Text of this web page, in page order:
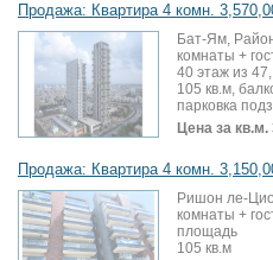
Продажа: Квартира 4 комн.
Бат-Ям,
комнаты +
40 этаж из
105 кв.м,
парковка
Цена за кв.м.
Продажа: Квартира 4 комн.
Ришон ле-
комнаты +
площадь
105 кв.м